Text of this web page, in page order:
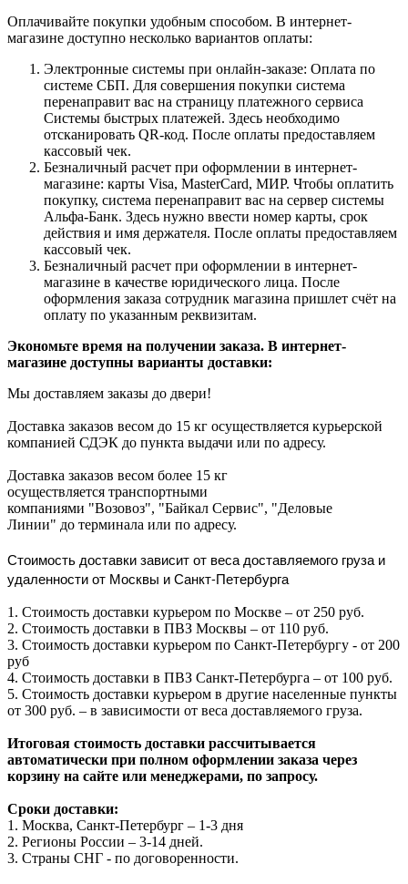
Оплачивайте покупки удобным способом. В интернет-
магазине доступно несколько вариантов оплаты:
Электронные системы при онлайн-заказе: Оплата по
системе СБП. Для совершения покупки система
перенаправит вас на страницу платежного сервиса
Системы быстрых платежей. Здесь необходимо
отсканировать QR-код. После оплаты предоставляем
кассовый чек.
Безналичный расчет при оформлении в интернет-
магазине: карты Visa, MasterCard, МИР. Чтобы оплатить
покупку, система перенаправит вас на сервер системы
Альфа-Банк. Здесь нужно ввести номер карты, срок
действия и имя держателя. После оплаты предоставляем
кассовый чек.
Безналичный расчет при оформлении в интернет-
магазине в качестве юридического лица. После
оформления заказа сотрудник магазина пришлет счёт на
оплату по указанным реквизитам.
Экономьте время на получении заказа. В интернет-
магазине доступны варианты доставки:
Мы доставляем заказы до двери!
Доставка заказов весом до 15 кг осуществляется курьерской
компанией СДЭК до пункта выдачи или по адресу.
Доставка заказов весом более 15 кг
осуществляется транспортными
компаниями "Возовоз", "Байкал Сервис", "Деловые
Линии" до терминала или по адресу.
Стоимость доставки зависит от веса доставляемого груза и
удаленности от Москвы и Санкт-Петербурга
1. Стоимость доставки курьером по Москве – от 250 руб.
2. Стоимость доставки в ПВЗ Москвы – от 110 руб.
3. Стоимость доставки курьером по Санкт-Петербургу - от 200
руб
4. Стоимость доставки в ПВЗ Санкт-Петербурга – от 100 руб.
5. Стоимость доставки курьером в другие населенные пункты
от 300 руб. – в зависимости от веса доставляемого груза.
Итоговая стоимость доставки рассчитывается
автоматически при полном оформлении заказа через
корзину на сайте или менеджерами, по запросу.
Сроки доставки:
1. Москва, Санкт-Петербург – 1-3 дня
2. Регионы России – 3-14 дней.​
3. Страны СНГ - по договоренности.